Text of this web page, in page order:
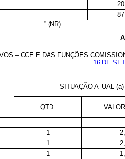
20
87
(NR)
– CCE E DAS FUNÇÕES
16 DE
SITUAÇÃO ATUAL (a)
QTD.
-
1
1
1